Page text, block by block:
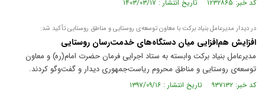
کد خبر: ۱۲۳۲۸۶۵ تاریخ انتشار : ۱۴۰۳/۰۳/۱۷
در دیدار مدیرعامل بنیاد برکت با معاون توسعه‌ی روستایی و مناطق روستایی تأکید شد:
افزایش هم‌افزایی میان دستگاه‌های خدمت‌رسان روستایی
مدیرعامل بنیاد برکت وابسته به ستاد اجرایی فرمان حضرت امام(ره) و معاون
توسعه‌ی روستایی و مناطق محروم ریاست‌جمهوری دیدار و گفت‌وگو کردند.
کد خبر: ۹۳۷۱۳۲ تاریخ انتشار : ۱۳۹۷/۰۹/۱۶